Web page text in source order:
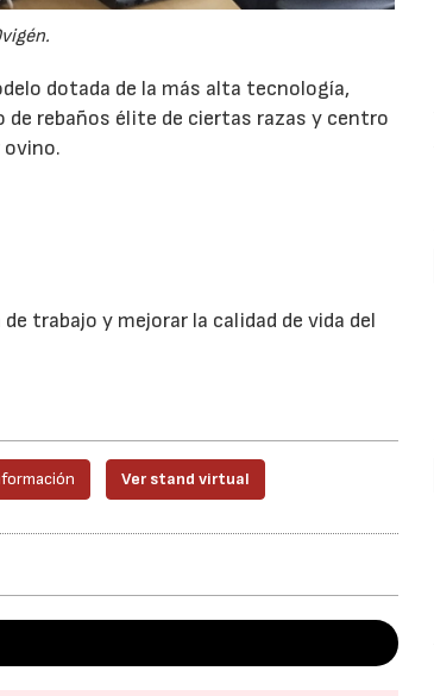
dotada de la más alta tecnología,
rebaños élite de ciertas razas y centro
trabajo y mejorar la calidad de vida del
Ver stand virtual
29/07/2026